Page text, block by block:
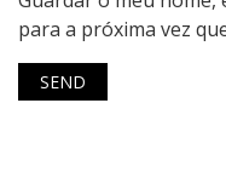
para a próxima vez